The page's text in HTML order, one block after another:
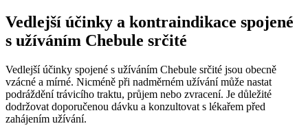
Vedlejší účinky a kontraindikace spojené
s užíváním Chebule srčité
Vedlejší účinky spojené s užíváním Chebule srčité jsou obecně
vzácné a mírné. Nicméně při nadměrném užívání může nastat
podráždění trávicího traktu, průjem nebo zvracení. Je důležité
dodržovat doporučenou dávku a konzultovat s lékařem před
zahájením užívání.